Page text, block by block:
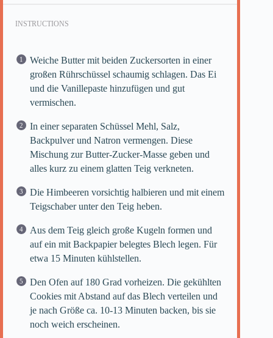
INSTRUCTIONS
Weiche Butter mit beiden Zuckersorten in einer
großen Rührschüssel schaumig schlagen. Das Ei
und die Vanillepaste hinzufügen und gut
vermischen.
In einer separaten Schüssel Mehl, Salz,
Backpulver und Natron vermengen. Diese
Mischung zur Butter-Zucker-Masse geben und
alles kurz zu einem glatten Teig verkneten.
Die Himbeeren vorsichtig halbieren und mit einem
Teigschaber unter den Teig heben.
Aus dem Teig gleich große Kugeln formen und
auf ein mit Backpapier belegtes Blech legen. Für
etwa 15 Minuten kühlstellen.
Den Ofen auf 180 Grad vorheizen. Die gekühlten
Cookies mit Abstand auf das Blech verteilen und
je nach Größe ca. 10-13 Minuten backen, bis sie
noch weich erscheinen.